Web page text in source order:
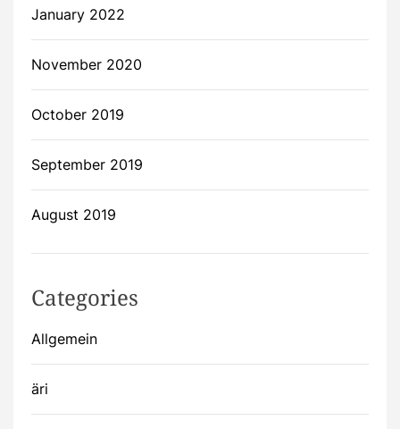
January 2022
November 2020
October 2019
September 2019
August 2019
Categories
Allgemein
äri